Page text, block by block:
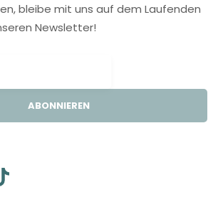
bleibe mit uns auf dem Laufenden
Newsletter!
ABONNIEREN